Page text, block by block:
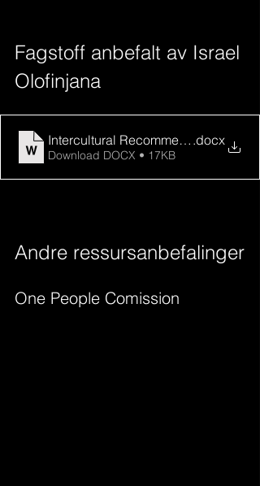
Fagstoff anbefalt av Israel
Olofinjana
Intercultural Recommended books
.docx
Download DOCX • 17KB
Andre ressursanbefalinger
One People Comission